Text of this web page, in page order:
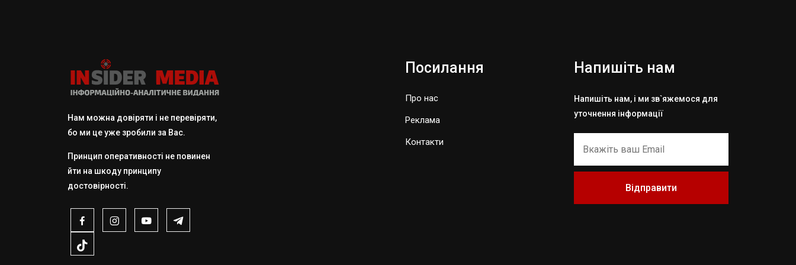
Нам можна довіряти і не перевіряти,
бо ми це уже зробили за Вас.
Принцип оперативності не повинен
йти на шкоду принципу
достовірності.
Посилання
Про нас
Реклама
Контакти
Напишіть нам
Напишіть нам, і ми зв`яжемося для
уточнення інформації
Відправити